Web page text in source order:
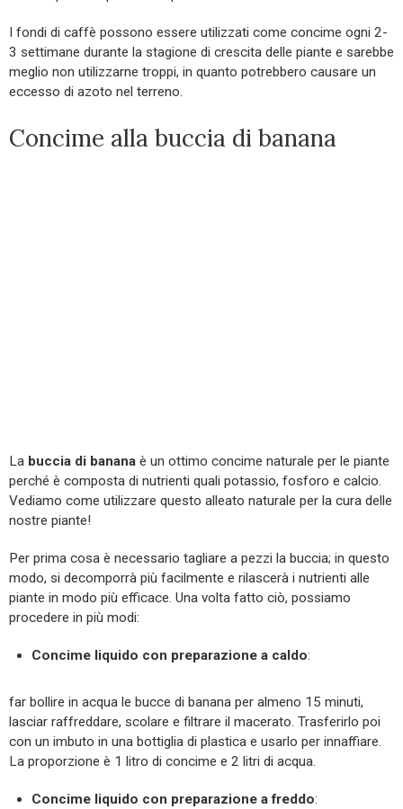
I fondi di caffè possono essere utilizzati come concime ogni 2-
3 settimane durante la stagione di crescita delle piante e sarebbe
meglio non utilizzarne troppi, in quanto potrebbero causare un
eccesso di azoto nel terreno.
Concime alla buccia di banana
La buccia di banana è un ottimo concime naturale per le piante
perché è composta di nutrienti quali potassio, fosforo e calcio.
Vediamo come utilizzare questo alleato naturale per la cura delle
nostre piante!
Per prima cosa è necessario tagliare a pezzi la buccia; in questo
modo, si decomporrà più facilmente e rilascerà i nutrienti alle
piante in modo più efficace. Una volta fatto ciò, possiamo
procedere in più modi:
Concime liquido con preparazione a caldo:
far bollire in acqua le bucce di banana per almeno 15 minuti,
lasciar raffreddare, scolare e filtrare il macerato. Trasferirlo poi
con un imbuto in una bottiglia di plastica e usarlo per innaffiare.
La proporzione è 1 litro di concime e 2 litri di acqua.
Concime liquido con preparazione a freddo: